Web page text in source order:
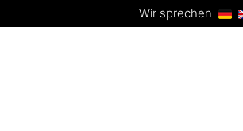
Wir sprechen